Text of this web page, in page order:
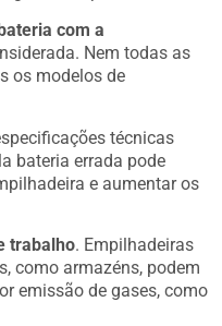
com a
Nem todas as
os modelos de
técnicas
bateria errada pode
e aumentar os
trabalho. Empilhadeiras
como armazéns, podem
emissão de gases, como